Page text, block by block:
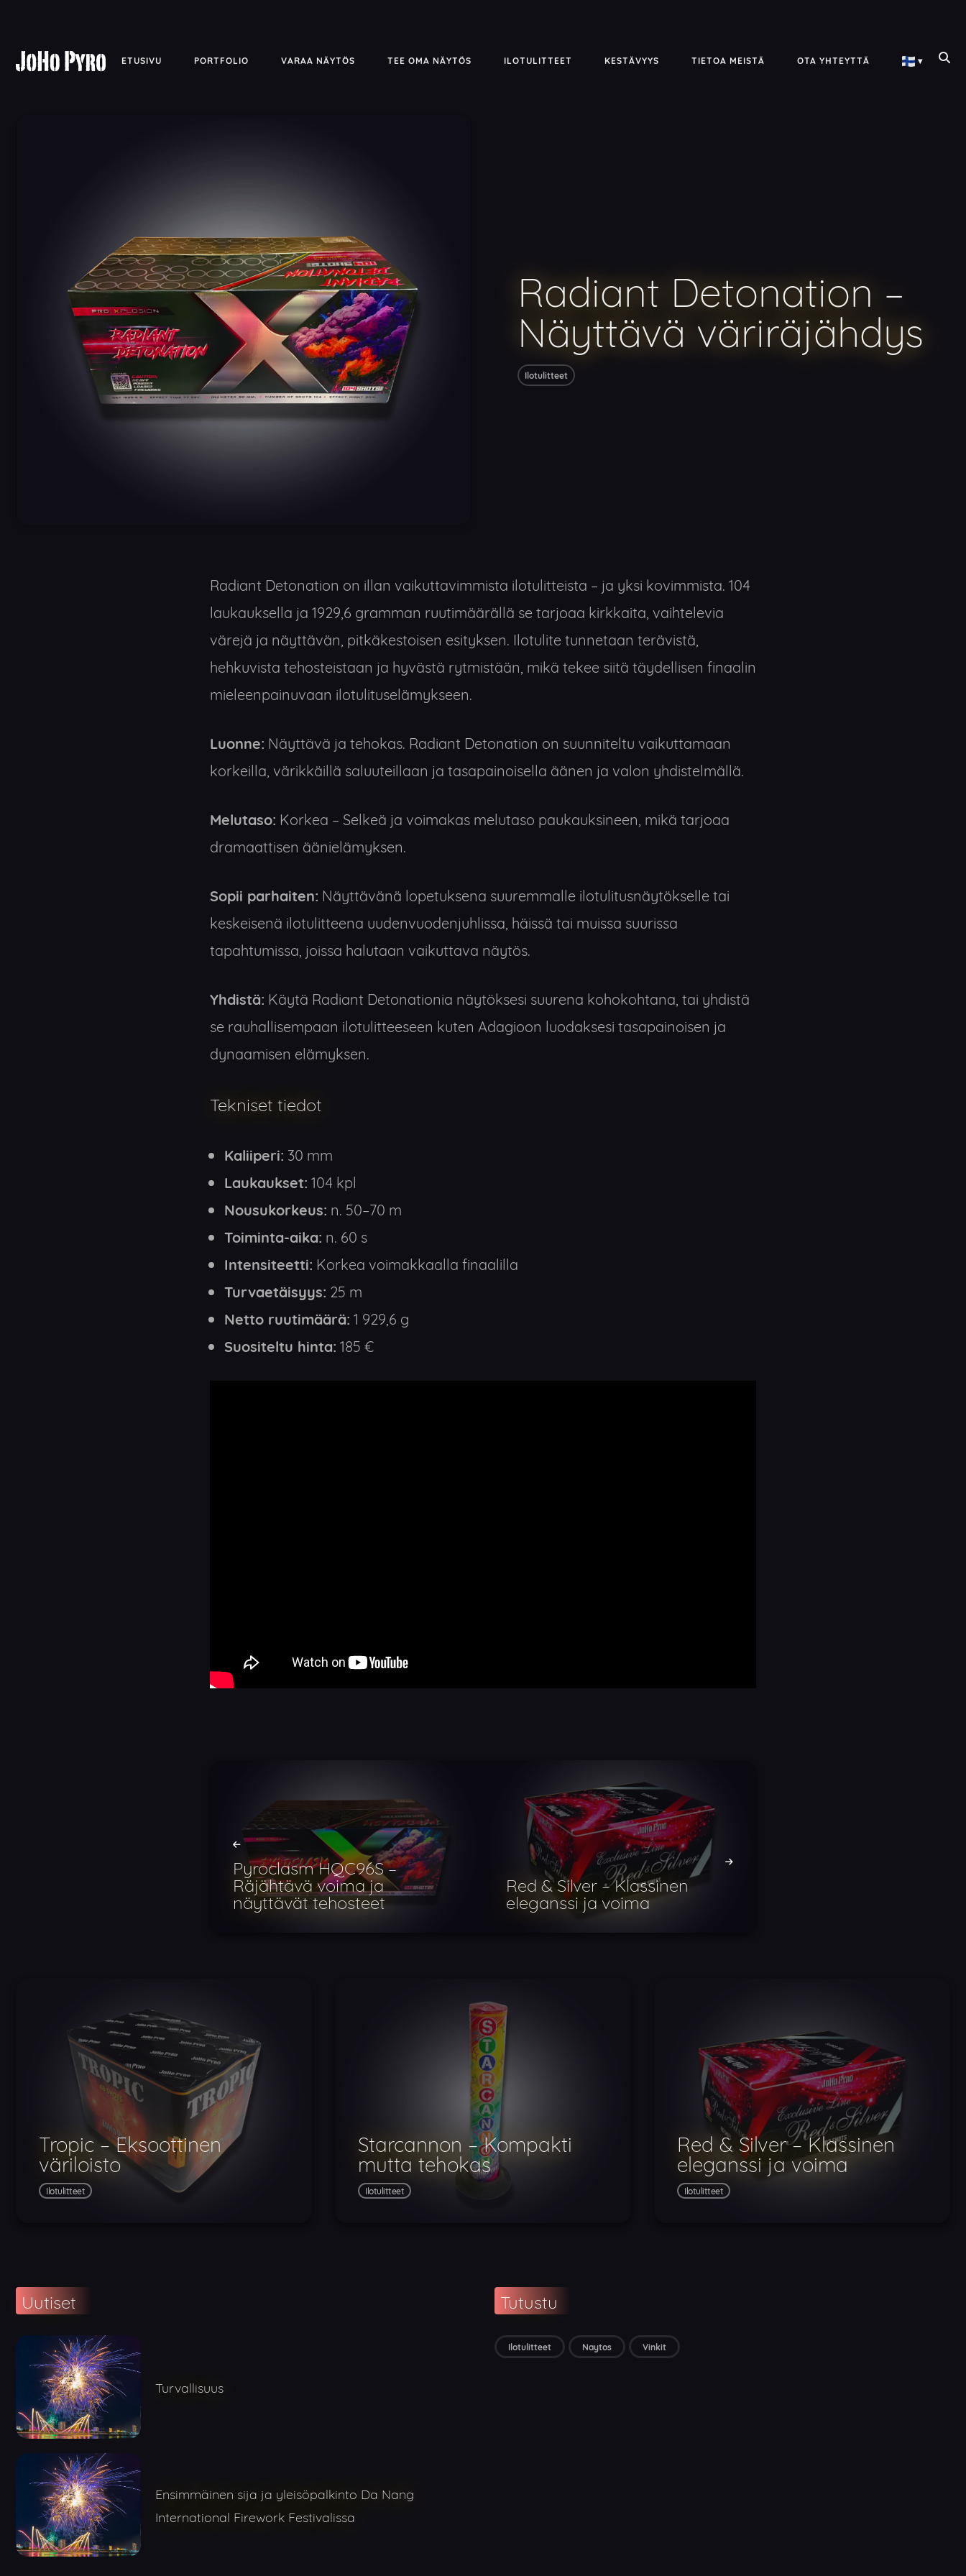
ETUSIVU PORTFOLIO VARAA NÄYTÖS TEE OMA NÄYTÖS ILOTULITTEET KESTÄVYYS TIETOA MEISTÄ OTA YHTEYTTÄ ▾
Radiant Detonation –
Näyttävä väriräjähdys
Ilotulitteet
Radiant Detonation on illan vaikuttavimmista ilotulitteista – ja yksi kovimmista. 104
laukauksella ja 1929,6 gramman ruutimäärällä se tarjoaa kirkkaita, vaihtelevia
värejä ja näyttävän, pitkäkestoisen esityksen. Ilotulite tunnetaan terävistä,
hehkuvista tehosteistaan ja hyvästä rytmistään, mikä tekee siitä täydellisen finaalin
mieleenpainuvaan ilotulituselämykseen.
Luonne: Näyttävä ja tehokas. Radiant Detonation on suunniteltu vaikuttamaan
korkeilla, värikkäillä saluuteillaan ja tasapainoisella äänen ja valon yhdistelmällä.
Melutaso: Korkea – Selkeä ja voimakas melutaso paukauksineen, mikä tarjoaa
dramaattisen äänielämyksen.
Sopii parhaiten: Näyttävänä lopetuksena suuremmalle ilotulitusnäytökselle tai
keskeisenä ilotulitteena uudenvuodenjuhlissa, häissä tai muissa suurissa
tapahtumissa, joissa halutaan vaikuttava näytös.
Yhdistä: Käytä Radiant Detonationia näytöksesi suurena kohokohtana, tai yhdistä
se rauhallisempaan ilotulitteeseen kuten Adagioon luodaksesi tasapainoisen ja
dynaamisen elämyksen.
Tekniset tiedot
Kaliiperi: 30 mm
Laukaukset: 104 kpl
Nousukorkeus: n. 50–70 m
Toiminta-aika: n. 60 s
Intensiteetti: Korkea voimakkaalla finaalilla
Turvaetäisyys: 25 m
Netto ruutimäärä: 1 929,6 g
Suositeltu hinta: 185 €
Pyroclasm HQC96S –
Räjähtävä voima ja
näyttävät tehosteet
Red & Silver – Klassinen
eleganssi ja voima
Tropic – Eksoottinen
väriloisto
Ilotulitteet
Starcannon – Kompakti
mutta tehokas
Ilotulitteet
Red & Silver – Klassinen
eleganssi ja voima
Ilotulitteet
Uutiset
Turvallisuus
Ensimmäinen sija ja yleisöpalkinto Da Nang
International Firework Festivalissa
Tutustu
Ilotulitteet Naytos Vinkit